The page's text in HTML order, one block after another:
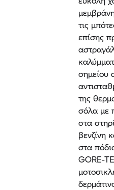
τις
επίσης
σημείου
της
σόλα με
στα
βενζίνη
στα
GORE-